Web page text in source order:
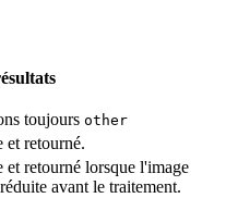
toujours other
et retourné.
et retourné lorsque l'image
avant le traitement.